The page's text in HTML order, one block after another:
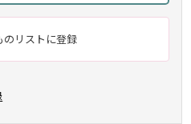
のリストに登録